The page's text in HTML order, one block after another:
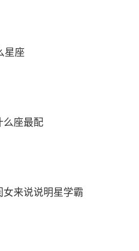
星座
么座最配
女来说说明星学霸